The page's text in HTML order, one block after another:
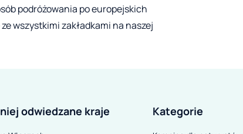
podróżowania po europejskich
wszystkimi zakładkami na naszej
odwiedzane kraje Kategorie